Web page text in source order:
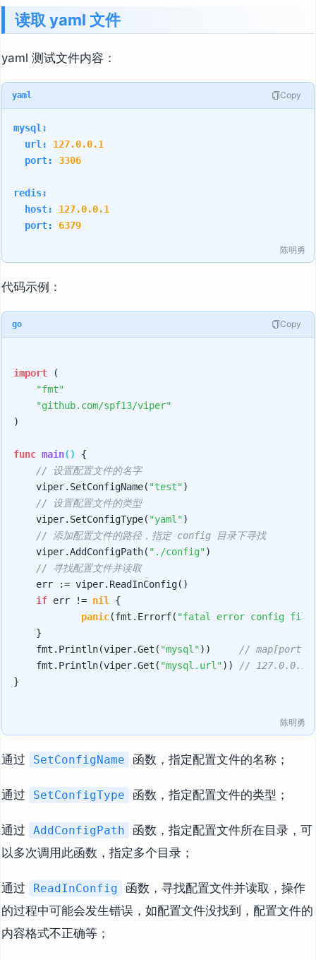
读取 yaml 文件
yaml 测试文件内容：
yaml Copy
mysql:
url:
127.0.0.1
port:
3306
redis:
host:
127.0.0.1
port:
6379
陈明勇
代码示例：
go Copy
import (
"fmt"
"github.com/spf13/viper"
)
func main()
{
// 设置配置文件的名字
    viper.SetConfigName(
"test")
// 设置配置文件的类型
    viper.SetConfigType(
"yaml")
// 添加配置文件的路径，指定 config 目录下寻找
    viper.AddConfigPath(
"./config")
// 寻找配置文件并读取
    err := viper.ReadInConfig()
if err != nil
{
panic(fmt.Errorf( "fatal error config file:
    }
    fmt.Println(viper.Get(
"mysql"))
//
    fmt.Println(viper.Get(
"mysql.url"))
// 127.0.0.1
}
陈明勇
通过 SetConfigName 函数，指定配置文件的名称；
通过 SetConfigType 函数，指定配置文件的类型；
通过 AddConfigPath
函数，指定配置文件所在目录，可
以多次调用此函数，指定多个目录；
通过 ReadInConfig
函数，寻找配置文件并读取，操作
的过程中可能会发生错误，如配置文件没找到，配置文件的
内容格式不正确等；